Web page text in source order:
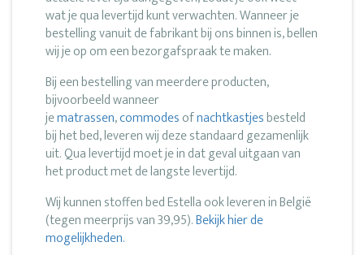
wat je qua levertijd kunt verwachten. Wanneer je
bestelling vanuit de fabrikant bij ons binnen is, bellen
wij je op om een bezorgafspraak te maken.
Bij een bestelling van meerdere producten,
bijvoorbeeld wanneer
jematrassen,commodesofnachtkastjesbesteld
bij het bed, leveren wij deze standaard gezamenlijk
uit. Qua levertijd moet je in dat geval uitgaan van
het product met de langste levertijd.
Wij kunnen stoffen bed Estella ook leveren in België
(tegen meerprijs van 39,95).Bekijk hier de
mogelijkheden.